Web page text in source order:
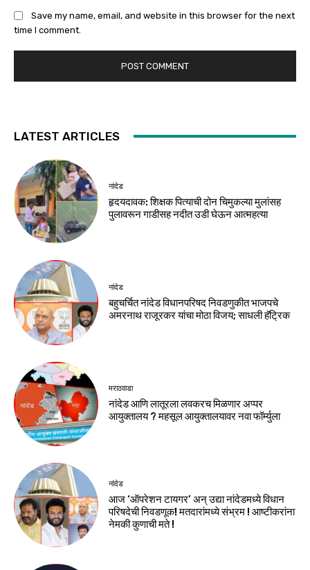
Save my name, email, and website in this browser for the next
time I comment.
LATEST ARTICLES
नांदेड
हृदयदावक: शिक्षक पित्याची दोन चिमुकल्या मुलांसह
पुलावरून गाडीसह नदीत उडी घेऊन आत्महत्या
नांदेड
बहुचर्चित नांदेड विधानपरिषद निवडणुकीत भाजपचे
अमरनाथ राजूरकर यांचा मोठा विजय; साधली हॅट्रिक
मराठवाडा
नांदेड आणि लातूरला लवकरच मिळणार अप्पर
आयुक्तालय ? महसूल आयुक्तालयावर नवा फॉर्म्युला
नांदेड
आज ‘ऑपरेशन टायगर’ अन् उद्या नांदेडमध्ये विधान
परिषदेची निवडणूक! मतदारांमध्ये संभ्रम ! आष्टीकरांना
नेमकी कुणाची मते !